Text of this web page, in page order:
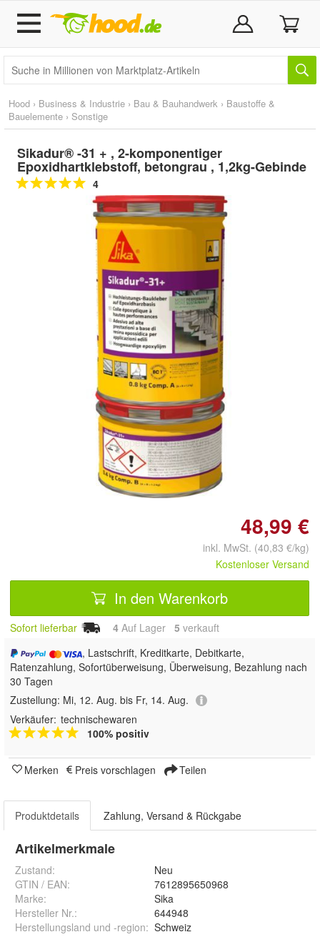
Hood › Business & Industrie › Bau & Bauhandwerk › Baustoffe &
Bauelemente › Sonstige
Sikadur® -31 + , 2-komponentiger
Epoxidhartklebstoff, betongrau , 1,2kg-Gebinde
4
Doppelt antippen zum
vergrößern
48,99 €
inkl. MwSt. (40,83 €/kg)
Kostenloser Versand
In den Warenkorb
Sofort lieferbar 4 Auf Lager 5 verkauft
, Lastschrift, Kreditkarte, Debitkarte,
Ratenzahlung, Sofortüberweisung, Überweisung, Bezahlung nach
30 Tagen
Zustellung: Mi, 12. Aug. bis Fr, 14. Aug.
Verkäufer: technischewaren
100% positiv
Merken Preis vorschlagen Teilen
Produktdetails Zahlung, Versand & Rückgabe
Artikelmerkmale
Zustand:
Neu
GTIN / EAN:
7612895650968
Marke:
Sika
Hersteller Nr.:
644948
Herstellungsland und -region: Schweiz